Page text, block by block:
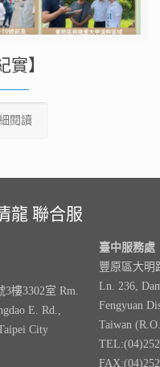
實】
閱讀
龍 聯合服
樓3302室 Rm.
E. Rd.,
City
臺中服務處
豐原區大明
Ln. 236,
Fengyuan
Taiwan